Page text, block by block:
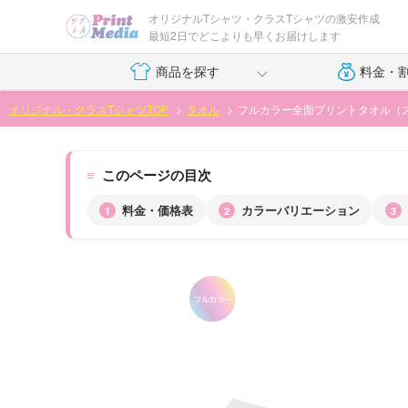
オリジナルTシャツ・クラスTシャツの激安作成
最短2日でどこよりも早くお届けします
商品を探す 料金・
オリジナル・クラスTシャツTOP タオル フルカラー全面プリントタオル（
このページの目次
料金・価格表 カラーバリエーション